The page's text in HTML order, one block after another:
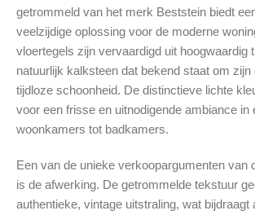
getrommeld van het merk Beststein biedt
veelzijdige oplossing voor de moderne
vloertegels zijn vervaardigd uit hoogwaardig
natuurlijk kalksteen dat bekend staat om
tijdloze schoonheid. De distinctieve lichte
voor een frisse en uitnodigende ambiance in
woonkamers tot badkamers.
Een van de unieke verkoopargumenten van
is de afwerking. De getrommelde tekstuur
authentieke, vintage uitstraling, wat bijdraagt